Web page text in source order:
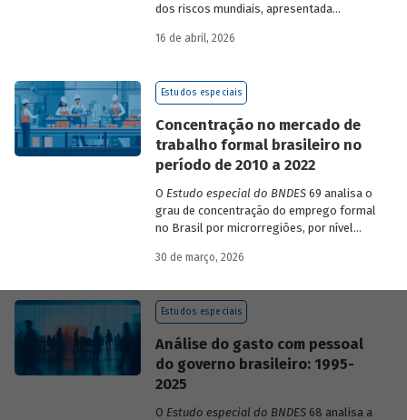
dos riscos mundiais, apresentada
dos relatórios Global Risks Report (GRR)
mundiais para o ano em curso e para dois
16 de abril, 2026
Estudos especiais
Concentração no mercado de
trabalho formal brasileiro no
período de 2010 a 2022
O Estudo especial do BNDES69 analisa o
grau de concentração do emprego formal
no Brasil por microrregiões, por nível
setores, entre 2010 e 2022.
30 de março, 2026
Estudos especiais
Análise do gasto com pessoal
do governo brasileiro: 1995-
2025
O Estudo especial do BNDES68 analisa a